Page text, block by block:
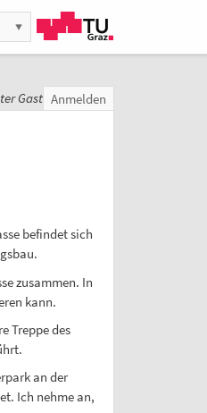
Gast Anmelden
befindet sich
zusammen. In
kann.
Treppe des
an der
Ich nehme an,